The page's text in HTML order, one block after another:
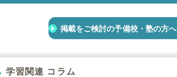
掲載をご検討の予備校・塾の方へ
学習関連 コラム